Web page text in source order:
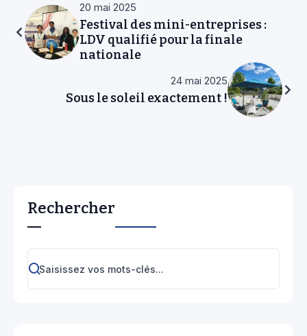
20 mai 2025
Festival des mini-entreprises :
LDV qualifié pour la finale
nationale
24 mai 2025
Sous le soleil exactement !
Rechercher